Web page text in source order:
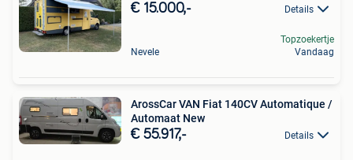
€ 15.000,- Details
Nevele
Topzoekertje
Vandaag
ArossCar VAN Fiat 140CV Automatique /
Automaat New
€ 55.917,- Details